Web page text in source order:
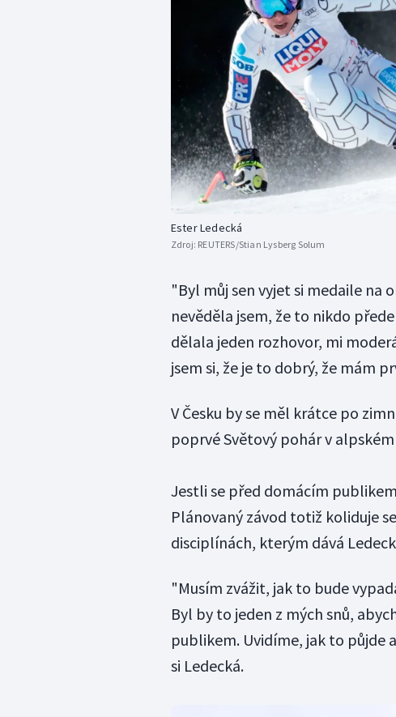
Ester Ledecká
Zdroj: REUTERS/Stian Lysberg Solum
"Byl můj sen vyjet si medaile na
nevěděla jsem, že to nikdo
dělala jeden rozhovor, mi
jsem si, že je to dobrý, že mám
V Česku by se měl krátce po
poprvé Světový pohár v
Jestli se před domácím
Plánovaný závod totiž koliduje
disciplínách, kterým dává
"Musím zvážit, jak to bude
Byl by to jeden z mých snů,
publikem. Uvidíme, jak to půjde
si Ledecká.